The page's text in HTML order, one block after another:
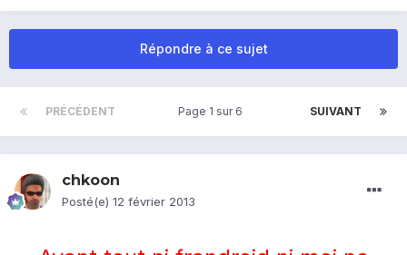
Répondre à ce sujet
PRÉCÉDENT SUIVANT
Page 1 sur 6
chkoon
Posté(e) 12 février 2013